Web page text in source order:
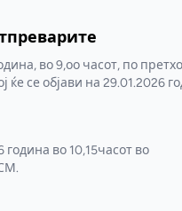
во 9,оо часот, по
ќе се објави на 29.01.2026
година во 10,15часот во